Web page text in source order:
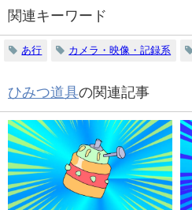
関連キーワード
あ行 カメラ・映像・記録系
ひみつ道具の関連記事